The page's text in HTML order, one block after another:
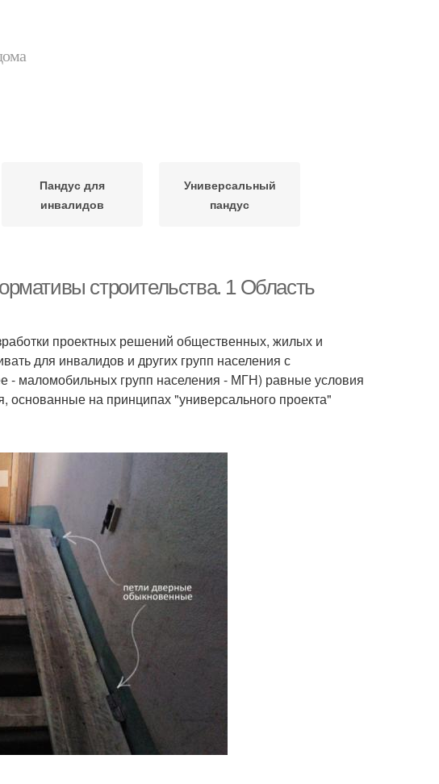
Пандус для
инвалидов
Универсальный
пандус
строительства. 1 Область
проектных решений общественных, жилых и
для инвалидов и других групп населения с
маломобильных групп населения - МГН) равные условия
основанные на принципах "универсального проекта"